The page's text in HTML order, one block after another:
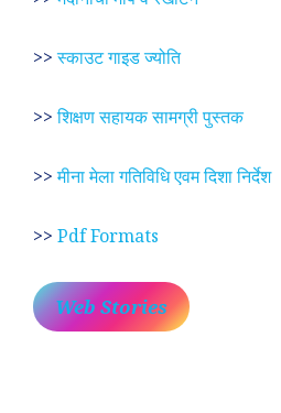
>>स्काउट गाइड ज्योति
>>शिक्षण सहायक सामग्री पुस्तक
>>मीना मेला गतिविधि एवम दिशा निर्देश
>> Pdf Formats
Web Stories